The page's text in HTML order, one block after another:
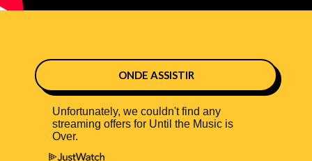
ONDE ASSISTIR